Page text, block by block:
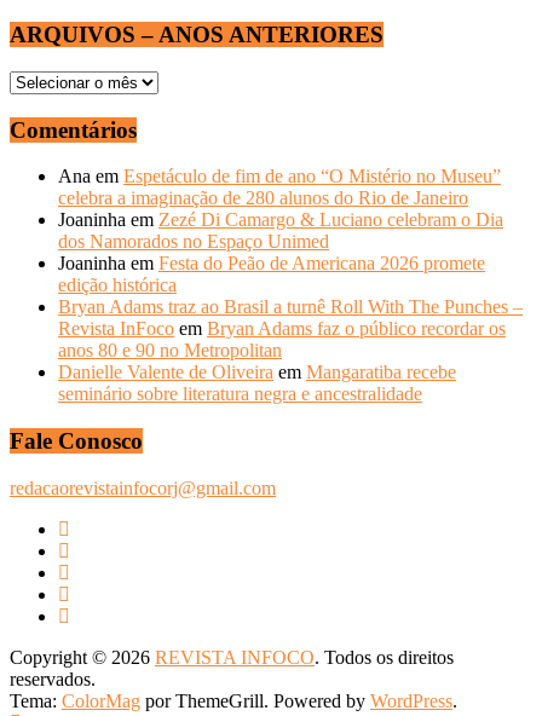
ARQUIVOS – ANOS ANTERIORES
ARQUIVOS
ANOS
ANTERIORES
Comentários
Ana em Espetáculo de fim de ano “O Mistério no Museu”
celebra a imaginação de 280 alunos do Rio de Janeiro
Joaninha em Zezé Di Camargo & Luciano celebram o Dia
dos Namorados no Espaço Unimed
Joaninha em Festa do Peão de Americana 2026 promete
edição histórica
Bryan Adams traz ao Brasil a turnê Roll With The Punches –
Revista InFoco em Bryan Adams faz o público recordar os
anos 80 e 90 no Metropolitan
Danielle Valente de Oliveira em Mangaratiba recebe
seminário sobre literatura negra e ancestralidade
Fale Conosco
redacaorevistainfocorj@gmail.com
Copyright © 2026 REVISTA INFOCO. Todos os direitos
reservados.
Tema: ColorMag por ThemeGrill. Powered by WordPress.